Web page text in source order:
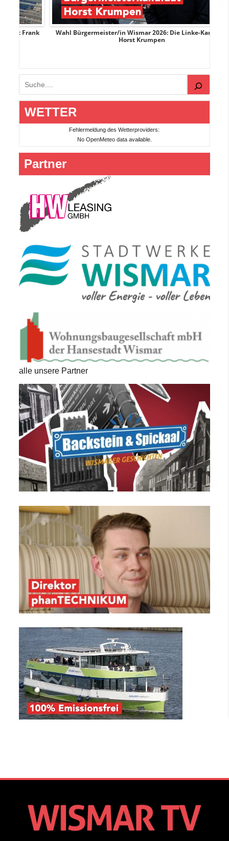
Wahl Bürgermeister/in Wismar 2026: Die Linke-Kandidat
Horst Krumpen
Suchen
WETTER
Fehlermeldung des Wetterproviders:
No OpenMeteo data available.
Partner
alle unsere Partner